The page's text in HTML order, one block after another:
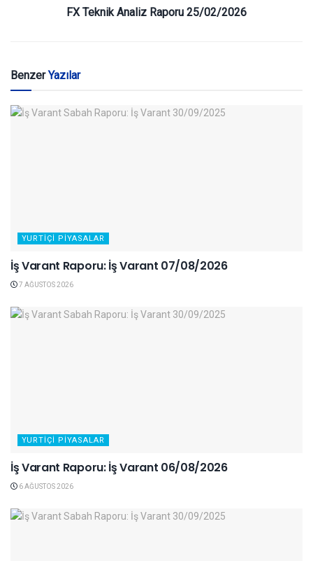
FX Teknik Analiz Raporu 25/02/2026
BenzerYazılar
YURTIÇI PIYASALAR
İş Varant Raporu: İş Varant 07/08/2026
7 AĞUSTOS 2026
YURTIÇI PIYASALAR
İş Varant Raporu: İş Varant 06/08/2026
6 AĞUSTOS 2026